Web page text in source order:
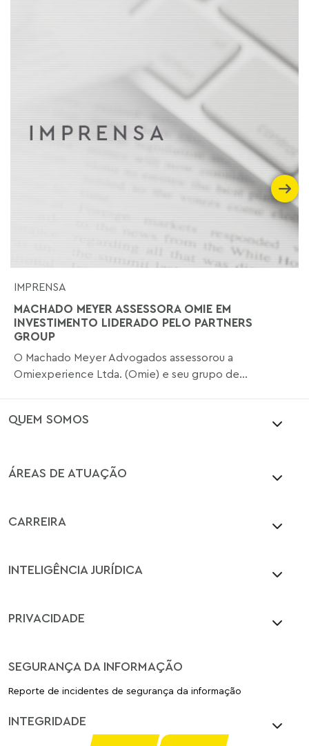
IMPRENSA
MACHADO MEYER ASSESSORA OMIE EM
INVESTIMENTO LIDERADO PELO PARTNERS
GROUP
O Machado Meyer Advogados assessorou a
Omiexperience Ltda. (Omie) e seu grupo de...
QUEM SOMOS
ÁREAS DE ATUAÇÃO
CARREIRA
INTELIGÊNCIA JURÍDICA
PRIVACIDADE
SEGURANÇA DA INFORMAÇÃO
Reporte de incidentes de segurança da informação
INTEGRIDADE